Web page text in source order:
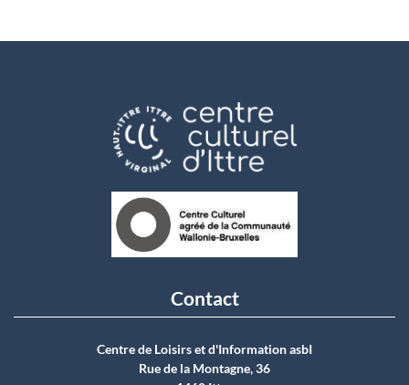
Contact
Centre de Loisirs et d'Information asbI
Rue de la Montagne, 36